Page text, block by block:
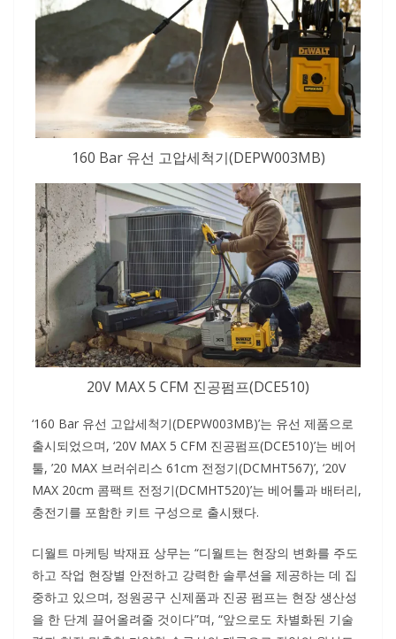
160 Bar 유선 고압세척기(DEPW003MB)
20V MAX 5 CFM 진공펌프(DCE510)
‘160 Bar 유선 고압세척기(DEPW003MB)’는 유선 제품으로
출시되었으며, ‘20V MAX 5 CFM 진공펌프(DCE510)’는 베어
툴, ’20 MAX 브러쉬리스 61cm 전정기(DCMHT567)’, ‘20V
MAX 20cm 콤팩트 전정기(DCMHT520)’는 베어툴과 배터리,
충전기를 포함한 키트 구성으로 출시됐다.
디월트 마케팅 박재표 상무는 “디월트는 현장의 변화를 주도
하고 작업 현장별 안전하고 강력한 솔루션을 제공하는 데 집
중하고 있으며, 정원공구 신제품과 진공 펌프는 현장 생산성
을 한 단계 끌어올려줄 것이다”며, “앞으로도 차별화된 기술